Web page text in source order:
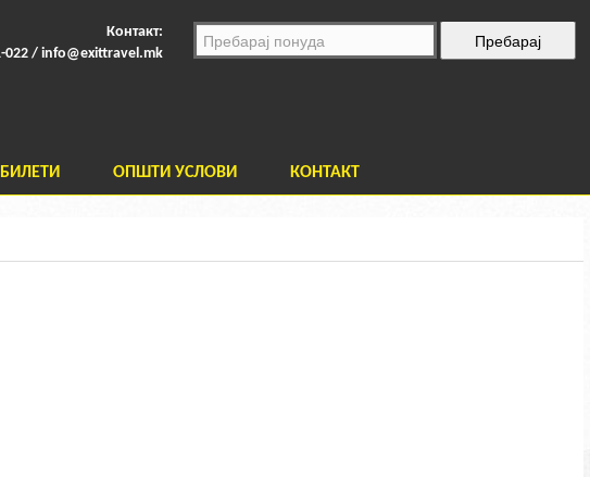
Контакт:
022 / info@exittravel.mk
ОПШТИ УСЛОВИ КОНТАКТ